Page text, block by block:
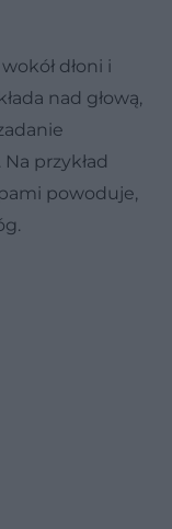
dłoni i
nad głową,
przykład
powoduje,